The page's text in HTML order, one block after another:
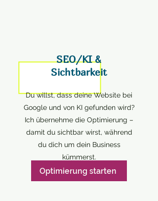
SEO/KI &
Sichtbarkeit
Du willst, dass deine Website bei
Google und von KI gefunden wird?
Ich übernehme die Optimierung –
damit du sichtbar wirst, während
du dich um dein Business
kümmerst.
Optimierung starten